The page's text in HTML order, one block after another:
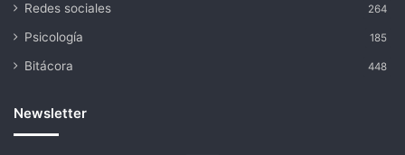
Redes sociales 264
Psicología 185
Bitácora 448
Newsletter